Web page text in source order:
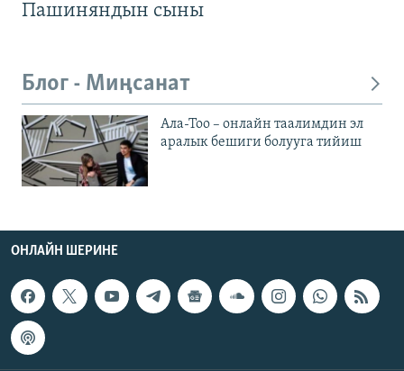
Пашиняндын сыны
Блог - Миңсанат
Ала-Тоо – онлайн таалимдин эл
аралык бешиги болууга тийиш
ОНЛАЙН ШЕРИНЕ